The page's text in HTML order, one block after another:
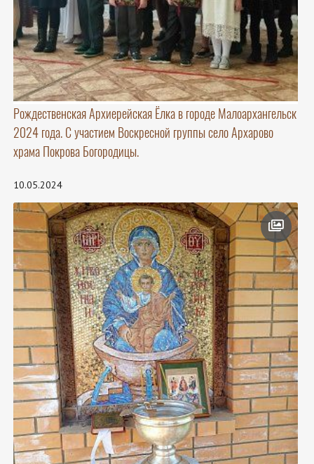
Рождественская Архиерейская Ёлка в городе Малоархангельск
2024 года. С участием Воскресной группы село Архарово
храма Покрова Богородицы.
10.05.2024